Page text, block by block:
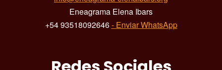
Eneagrama Elena Ibars
+54 93518092646- Enviar WhatsApp